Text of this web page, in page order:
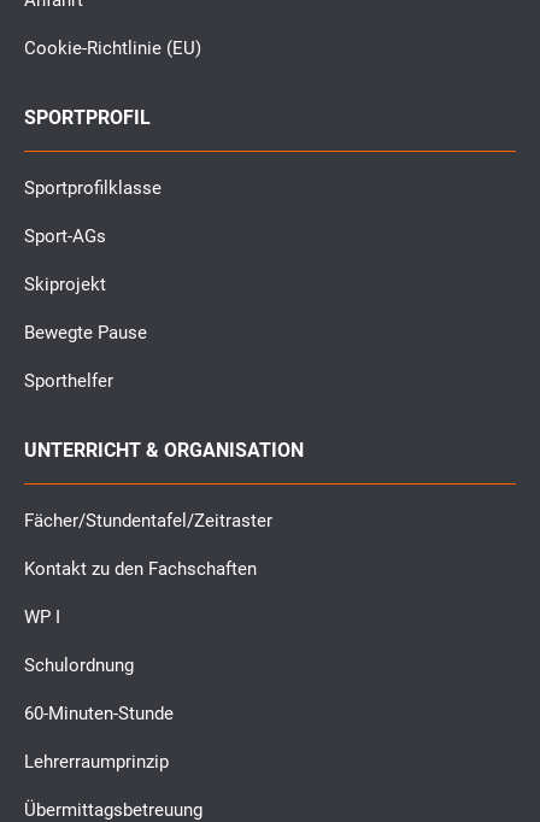
Cookie-Richtlinie (EU)
SPORTPROFIL
Sportprofilklasse
Sport-AGs
Skiprojekt
Bewegte Pause
Sporthelfer
UNTERRICHT & ORGANISATION
Fächer/Stundentafel/Zeitraster
Kontakt zu den Fachschaften
WP I
Schulordnung
60-Minuten-Stunde
Lehrerraumprinzip
Übermittagsbetreuung